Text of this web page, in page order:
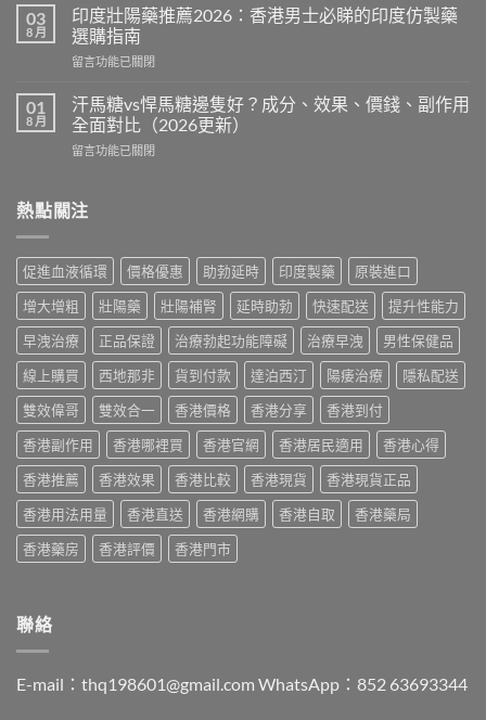
價
格
2026：
香
哪
裡
最
POXET-
原
廠
比
較
及
正
貨
分
辨
指
南〉
中
效
犀
利
士
格
2026：
港
買
Super
Tadarise
雙
效
片
效
果
與
選
購
指
南〉
中
03
8 月
印度壯陽藥推薦2026：香港男士必睇的印度仿製藥
選購指南
在
度
壯
陽
藥
2026：
男
士
必
睇
的
印
度
仿
製
藥
選
購
指
南〉
中
留言功能已關閉
01
8 月
汗馬糖vs悍馬糖邊隻好？成分、效果、價錢、副作用
全面對比（2026更新）
在
糖
vs
馬
糖
邊
隻
好？
成
分、
效
果、
價
錢、
副
作
用
全
面
對
留言功能已關閉
熱點關注
促進血液循環 價格優惠 助勃延時 印度製藥
原裝進口
增大增粗
壯陽藥 壯陽補腎 延時助勃 快速配送
提升性能力
早洩治療
正品保證 治療勃起功能障礙 治療早洩
男性保健品
線上購買
西地那非 貨到付款 達泊西汀 陽痿治療
隱私配送
雙效偉哥
雙效合一 香港價格 香港分享
香港到付
香港副作用
香港哪裡買 香港官網 香港居民適用
香港心得
香港推薦
香港效果 香港比較 香港現貨
香港現貨正品
香港用法用量
香港直送 香港網購 香港自取
香港藥局
香港藥房
香港評價 香港門市
聯絡
E-mail： thq198601@gmail.com WhatsApp：852 63693344